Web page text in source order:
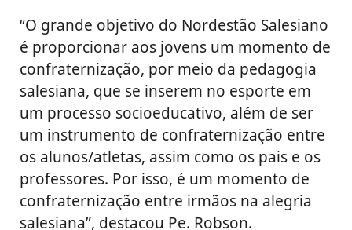
“O grande objetivo do Nordestão Salesiano
é proporcionar aos jovens um momento de
confraternização, por meio da pedagogia
salesiana, que se inserem no esporte em
um processo socioeducativo, além de ser
um instrumento de confraternização entre
os alunos/atletas, assim como os pais e os
professores. Por isso, é um momento de
confraternização entre irmãos na alegria
salesiana”, destacou Pe. Robson.